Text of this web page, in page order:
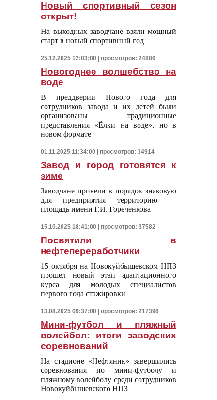
Новый спортивный сезон
открыт!
На выходных заводчане взяли мощный
старт в новый спортивный год
25.12.2025 12:03:00 | просмотров: 24886
Новогоднее волшебство на
воде
В преддверии Нового года для
сотрудников завода и их детей были
организованы традиционные
представления «Ёлки на воде», но в
новом формате
01.11.2025 11:34:00 | просмотров: 34914
Завод и город готовятся к
зиме
Заводчане привели в порядок знаковую
для предприятия территорию —
площадь имени Г.И. Гореченкова
15.10.2025 18:41:00 | просмотров: 37582
Посвятили в
нефтепереработчики
15 октября на Новокуйбышевском НПЗ
прошел новый этап адаптационного
курса для молодых специалистов
первого года стажировки
13.08.2025 09:37:00 | просмотров: 217396
Мини-футбол и пляжный
волейбол: итоги заводских
соревнований
На стадионе «Нефтяник» завершились
соревнования по мини-футболу и
пляжному волейболу среди сотрудников
Новокуйбышевского НПЗ